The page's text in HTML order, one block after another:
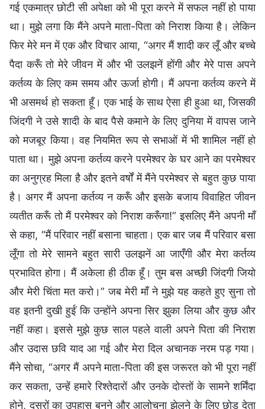
गई एकमात्र छोटी सी अपेक्षा को भी पूरा करने में सफल नहीं हो पाया
था। मुझे लगा कि मैंने अपने माता-पिता को निराश किया है। लेकिन
फिर मेरे मन में एक और विचार आया, “अगर मैं शादी कर लूँ और बच्चे
पैदा करूँ तो मेरे जीवन में और भी उलझनें होंगी और मेरे पास अपने
कर्तव्य के लिए कम समय और ऊर्जा होगी। मैं अपना कर्तव्य करने में
भी असमर्थ हो सकता हूँ। एक भाई के साथ ऐसा ही हुआ था, जिसकी
जिंदगी ने उसे शादी के बाद पैसे कमाने के लिए दुनिया में वापस जाने
को मजबूर किया। वह नियमित रूप से सभाओं में भी शामिल नहीं हो
पाता था। मुझे अपना कर्तव्य करने परमेश्वर के घर आने का परमेश्वर
का अनुग्रह मिला है और इतने वर्षों में मैंने परमेश्वर से बहुत कुछ पाया
है। अगर मैं अपना कर्तव्य न करूँ और इसके बजाय विवाहित जीवन
व्यतीत करूँ तो मैं परमेश्वर को निराश करूँगा!” इसलिए मैंने अपनी माँ
से कहा, “मैं परिवार नहीं बसाना चाहता। एक बार जब मैं परिवार बसा
लूँगा तो मेरे सामने बहुत सारी उलझनें आ जाएँगी और मेरा कर्तव्य
प्रभावित होगा। मैं अकेला ही ठीक हूँ। तुम बस अच्छी जिंदगी जियो
और मेरी चिंता मत करो।” जब मेरी माँ ने मुझे यह कहते हुए सुना तो
वह इतनी दुखी हुईं कि उन्होंने अपना सिर झुका लिया और कुछ और
नहीं कहा। इससे मुझे कुछ साल पहले वाली अपने पिता की निराश
और उदास छवि याद आ गई और मेरा दिल अचानक नरम पड़ गया।
मैंने सोचा, “अगर मैं अपने माता-पिता की इस जरूरत को भी पूरा नहीं
कर सकता, उन्हें हमारे रिश्तेदारों और उनके दोस्तों के सामने शर्मिंदा
होने, दूसरों का उपहास बनने और आलोचना झेलने के लिए छोड़ देता